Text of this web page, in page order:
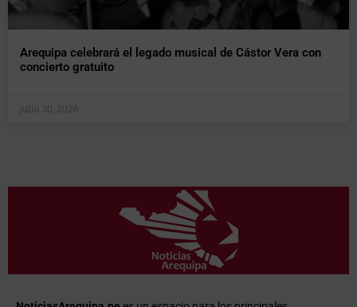
Arequipa celebrará el legado musical de Cástor Vera con
concierto gratuito
julio 30, 2026